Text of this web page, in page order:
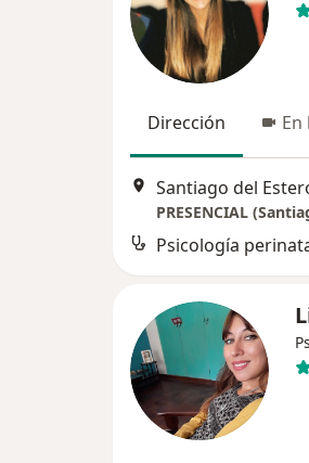
Dirección En
PRESENCIAL
Psicología